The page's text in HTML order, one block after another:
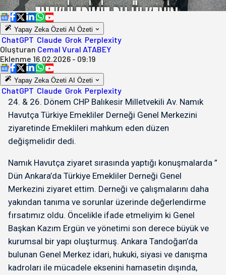
Yapay Zeka Özeti AI Özeti
ChatGPT Claude Grok Perplexity
Oluşturan Cemal Vural ATABEY
Eklenme 16.02.2026 - 09:19
Yapay Zeka Özeti AI Özeti
ChatGPT Claude Grok Perplexity
24. & 26. Dönem CHP Balıkesir Milletvekili Av. Namık
Havutça Türkiye Emekliler Derneği Genel Merkezini
ziyaretinde Emeklileri mahkum eden düzen
değişmelidir dedi.
Namık Havutça ziyaret sırasında yaptığı konuşmalarda ”
Dün Ankara’da Türkiye Emekliler Derneği Genel
Merkezini ziyaret ettim. Derneği ve çalışmalarını daha
yakından tanıma ve sorunlar üzerinde değerlendirme
fırsatımız oldu. Öncelikle ifade etmeliyim ki Genel
Başkan Kazım Ergün ve yönetimi son derece büyük ve
kurumsal bir yapı oluşturmuş. Ankara Tandoğan’da
bulunan Genel Merkez idari, hukuki, siyasi ve danışma
kadroları ile mücadele eksenini hamasetin dışında,